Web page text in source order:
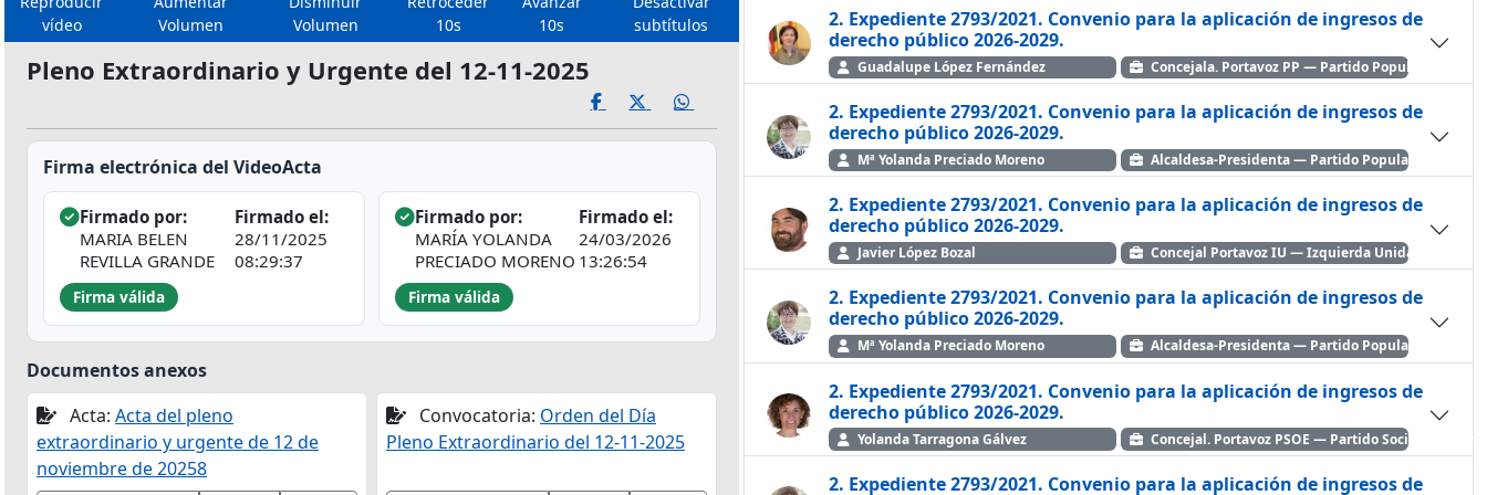
vídeo
Volumen
Volumen
10s
10s
subtítulos
Pleno Extraordinario y Urgente del 12-11-2025
Firma electrónica del VideoActa
Firmado por:
MARIA BELEN
REVILLA GRANDE
Firmado el:
28/11/2025
08:29:37
Firma válida
Firmado por:
MARÍA YOLANDA
PRECIADO MORENO
Firmado el:
24/03/2026
13:26:54
Firma válida
Documentos anexos
Acta: Acta del pleno
extraordinario y urgente de 12 de
noviembre de 20258
Convocatoria: Orden del Día
Pleno Extraordinario del 12-11-2025
2. Expediente 2793/2021. Convenio para la aplicación de ingresos de
derecho público 2026-2029.
Guadalupe López Fernández Concejala. Portavoz PP — Partido Popular
2. Expediente 2793/2021. Convenio para la aplicación de ingresos de
derecho público 2026-2029.
Mª Yolanda Preciado Moreno Alcaldesa-Presidenta — Partido Popular
2. Expediente 2793/2021. Convenio para la aplicación de ingresos de
derecho público 2026-2029.
Javier López Bozal Concejal Portavoz IU — Izquierda Unida
2. Expediente 2793/2021. Convenio para la aplicación de ingresos de
derecho público 2026-2029.
Mª Yolanda Preciado Moreno Alcaldesa-Presidenta — Partido Popular
2. Expediente 2793/2021. Convenio para la aplicación de ingresos de
derecho público 2026-2029.
Yolanda Tarragona Gálvez Concejal. Portavoz PSOE — Partido Socialista
2. Expediente 2793/2021. Convenio para la aplicación de ingresos de